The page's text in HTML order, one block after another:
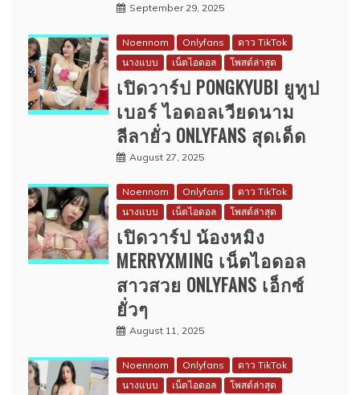
September 29, 2025
Noennom Onlyfans
ดาว TikTok
นางแบบ
เน็ตไอดอล โพสต์ล่าสุด
เปิดวาร์ป PONGKYUBI ยูทูป
เบอร์ ไอดอลเวียดนาม
ลีลายั่ว ONLYFANS สุดเด็ด
August 27, 2025
Noennom Onlyfans
ดาว TikTok
นางแบบ
เน็ตไอดอล โพสต์ล่าสุด
เปิดวาร์ป น้องหมิง
MERRYXMING เน็ตไอดอล
สาวสวย ONLYFANS เอ็กซ์
ยั่วๆ
August 11, 2025
Noennom Onlyfans
ดาว TikTok
นางแบบ
เน็ตไอดอล โพสต์ล่าสุด